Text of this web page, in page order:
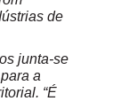
de
junta-se
a
“É